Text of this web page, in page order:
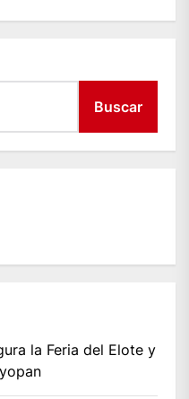
Buscar
la Feria del Elote y